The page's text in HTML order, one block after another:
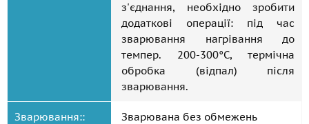
з'єднання, необхідно зробити
додаткові операції: під час
зварювання нагрівання до
темпер. 200-300°C, термічна
обробка (відпал) після
зварювання.
Зварювання:: Зварювана без обмежень